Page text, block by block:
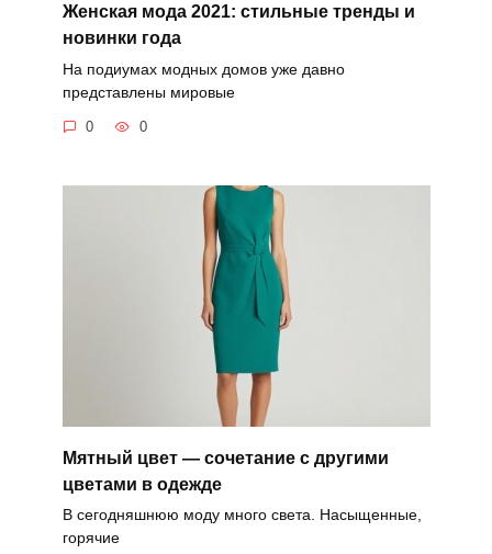
Женская мода 2021: стильные тренды и
новинки года
На подиумах модных домов уже давно
представлены мировые
0 0
Мятный цвет — сочетание с другими
цветами в одежде
В сегодняшнюю моду много света. Насыщенные,
горячие